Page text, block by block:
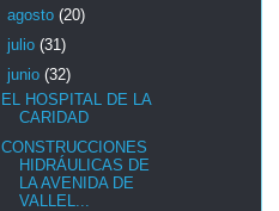
agosto (20)
julio (31)
junio (32)
EL HOSPITAL DE LA
CARIDAD
CONSTRUCCIONES
HIDRÁULICAS DE
LA AVENIDA DE
VALLEL...